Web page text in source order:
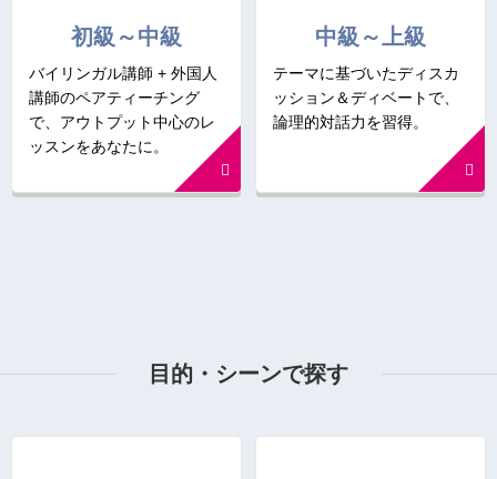
初級～中級
バイリンガル講師 + 外国人
講師のペアティーチング
で、アウトプット中心のレ
ッスンをあなたに。
中級～上級
テーマに基づいたディスカ
ッション＆ディベートで、
論理的対話力を習得。
目的・シーンで探す